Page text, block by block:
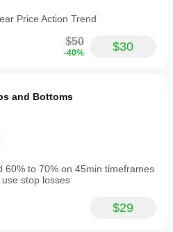
Price Action Trend
$50
-40% $30
and Bottoms
60% to 70% on 45min timeframes
stop losses
$29